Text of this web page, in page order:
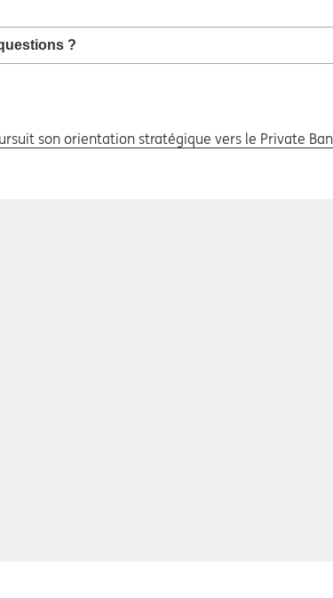
?
son orientation stratégique vers le Private